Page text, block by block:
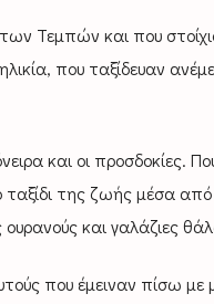
των Τεμπών και που
που ταξίδευαν
και οι προσδοκίες.
ταξίδι της ζωής μέσα
και γαλάζιες
που έμειναν πίσω με